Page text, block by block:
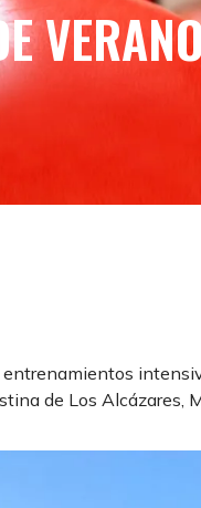
entrenamientos
de Los Alcázares,